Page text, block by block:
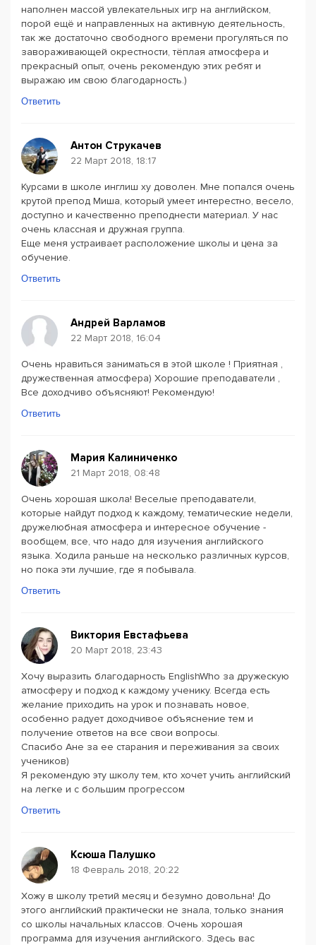
наполнен массой увлекательных игр на английском,
порой ещё и направленных на активную деятельность,
так же достаточно свободного времени прогуляться по
завораживающей окрестности, тёплая атмосфера и
прекрасный опыт, очень рекомендую этих ребят и
выражаю им свою благодарность.)
Ответить
Антон Струкачев
22 Март 2018, 18:17
Курсами в школе инглиш ху доволен. Мне попался очень
крутой препод Миша, который умеет интерестно, весело,
доступно и качественно преподнести материал. У нас
очень классная и дружная группа.
Еще меня устраивает расположение школы и цена за
обучение.
Ответить
Андрей Варламов
22 Март 2018, 16:04
Очень нравиться заниматься в этой школе ! Приятная ,
дружественная атмосфера) Хорошие преподаватели ,
Все доходчиво объясняют! Рекомендую!
Ответить
Мария Калиниченко
21 Март 2018, 08:48
Очень хорошая школа! Веселые преподаватели,
которые найдут подход к каждому, тематические недели,
дружелюбная атмосфера и интересное обучение -
вообщем, все, что надо для изучения английского
языка. Ходила раньше на несколько различных курсов,
но пока эти лучшие, где я побывала.
Ответить
Виктория Евстафьева
20 Март 2018, 23:43
Хочу выразить благодарность EnglishWho за дружескую
атмосферу и подход к каждому ученику. Всегда есть
желание приходить на урок и познавать новое,
особенно радует доходчивое объяснение тем и
получение ответов на все свои вопросы.
Спасибо Ане за ее старания и переживания за своих
учеников)
Я рекомендую эту школу тем, кто хочет учить английский
на легке и с большим прогрессом
Ответить
Ксюша Палушко
18 Февраль 2018, 20:22
Хожу в школу третий месяц и безумно довольна! До
этого английский практически не знала, только знания
со школы начальных классов. Очень хорошая
программа для изучения английского. Здесь вас